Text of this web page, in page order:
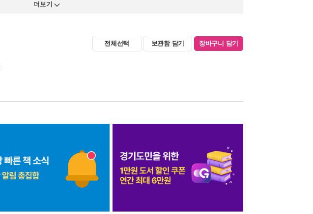
더보기
전체선택 보관함 담기 장바구니 담기